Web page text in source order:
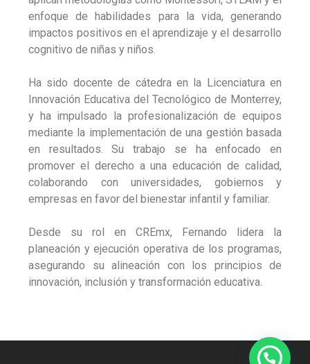
enfoque de habilidades para la vida, generando
impactos positivos en el aprendizaje y el desarrollo
cognitivo de niñas y niños.
Ha sido docente de cátedra en la Licenciatura en
Innovación Educativa del Tecnológico de Monterrey,
y ha impulsado la profesionalización de equipos
mediante la implementación de una gestión basada
en resultados. Su trabajo se ha enfocado en
promover el derecho a una educación de calidad,
colaborando con universidades, gobiernos y
empresas en favor del bienestar infantil y familiar.
Desde su rol en CREmx, Fernando lidera la
planeación y ejecución operativa de los programas,
asegurando su alineación con los principios de
innovación, inclusión y transformación educativa.